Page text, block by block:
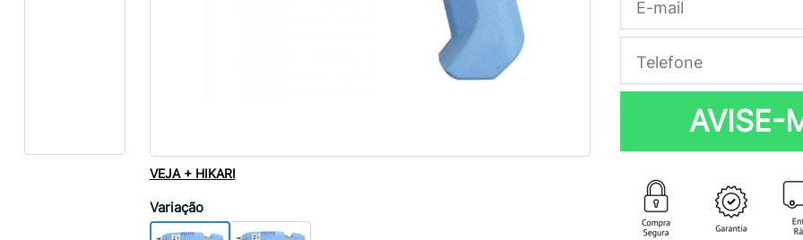
VEJA + HIKARI
Variação
AVISE-